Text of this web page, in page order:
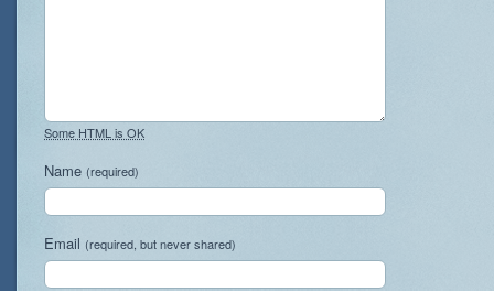
Some HTML is OK
Name (required)
Email (required, but never shared)